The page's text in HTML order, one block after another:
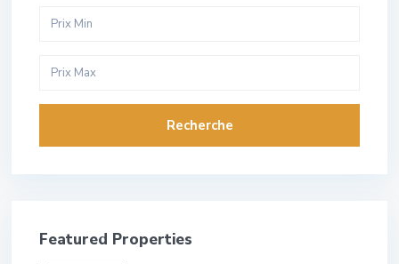
Recherche
Featured Properties